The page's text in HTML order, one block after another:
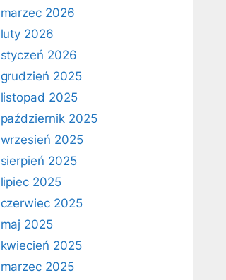
marzec 2026
luty 2026
styczeń 2026
grudzień 2025
listopad 2025
październik 2025
wrzesień 2025
sierpień 2025
lipiec 2025
czerwiec 2025
maj 2025
kwiecień 2025
marzec 2025